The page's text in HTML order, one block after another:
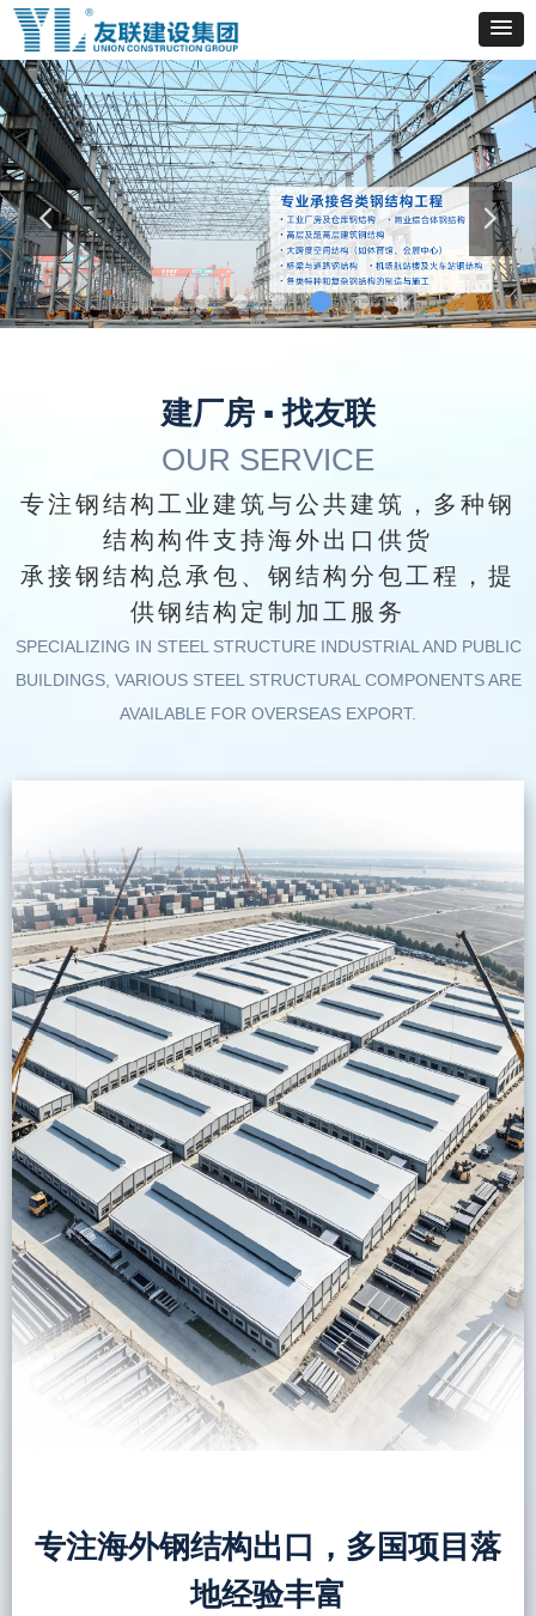
建厂房 ▪ 找友联
OUR SERVICE
专注钢结构工业建筑与公共建筑，多种钢
结构构件支持海外出口供货
承接钢结构总承包、钢结构分包工程，提
供钢结构定制加工服务
SPECIALIZING IN STEEL STRUCTURE INDUSTRIAL AND PUBLIC
BUILDINGS, VARIOUS STEEL STRUCTURAL COMPONENTS ARE
AVAILABLE FOR OVERSEAS EXPORT.
专注海外钢结构出口，多国项目落
地经验丰富